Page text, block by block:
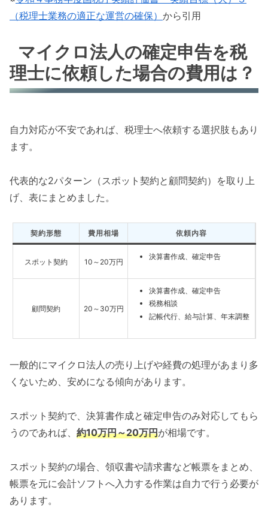
（税理士業務の適正な運営の確保） から引用
マイクロ法人の確定申告を税
理士に依頼した場合の費用は？
自力対応が不安であれば、税理士へ依頼する選択肢もあり
ます。
代表的な2パターン（スポット契約と顧問契約）を取り上
げ、表にまとめました。
契約形態 費用相場 依頼内容
スポット契約 10～20万円
決算書作成、確定申告
顧問契約 20～30万円
決算書作成、確定申告
税務相談
記帳代行、給与計算、年末調整
一般的にマイクロ法人の売り上げや経費の処理があまり多
くないため、安めになる傾向があります。
スポット契約で、決算書作成と確定申告のみ対応してもら
うのであれば、 約10万円～20万円が相場です。
スポット契約の場合、領収書や請求書など帳票をまとめ、
帳票を元に会計ソフトへ入力する作業は自力で行う必要が
あります。